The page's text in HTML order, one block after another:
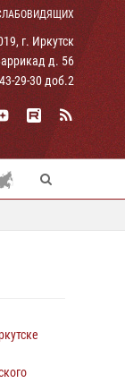
г. Иркутск
д. 56
29-30 доб.2